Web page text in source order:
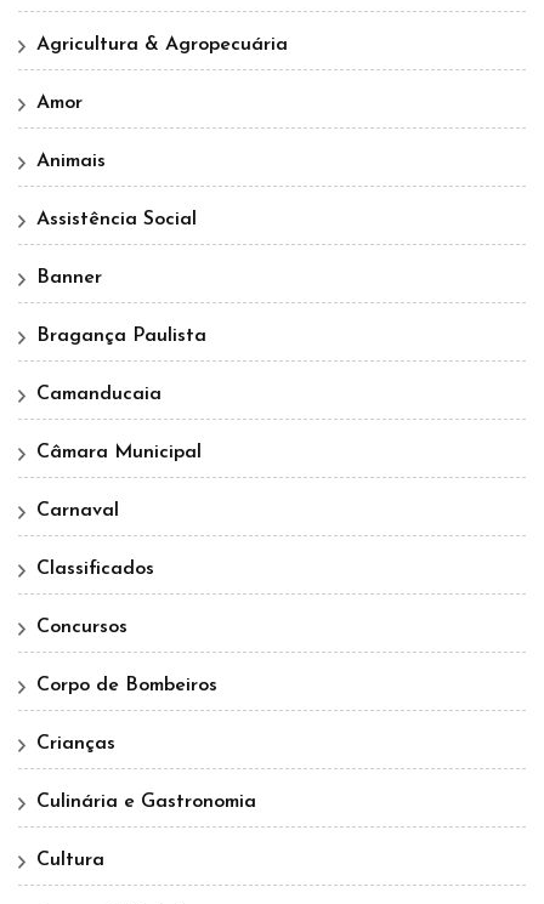
Agricultura & Agropecuária
Amor
Animais
Assistência Social
Banner
Bragança Paulista
Camanducaia
Câmara Municipal
Carnaval
Classificados
Concursos
Corpo de Bombeiros
Crianças
Culinária e Gastronomia
Cultura